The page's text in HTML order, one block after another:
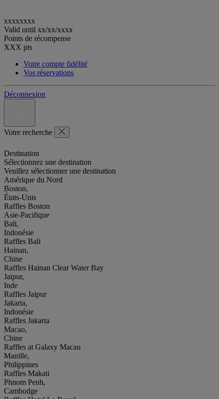
xxxxxxxx
Valid until xx/xx/xxxx
Points de récompense
XXX pts
Votre compte fidélité
Vos réservations
Déconnexion
Votre recherche
Destination
Sélectionnez une destination
Veuillez sélectionner une destination
Amérique du Nord
Boston,
États-Unis
Raffles Boston
Asie-Pacifique
Bali,
Indonésie
Raffles Bali
Hainan,
Chine
Raffles Hainan Clear Water Bay
Jaipur,
Inde
Raffles Jaipur
Jakarta,
Indonésie
Raffles Jakarta
Macao,
Chine
Raffles at Galaxy Macau
Manille,
Philippines
Raffles Makati
Phnom Penh,
Cambodge